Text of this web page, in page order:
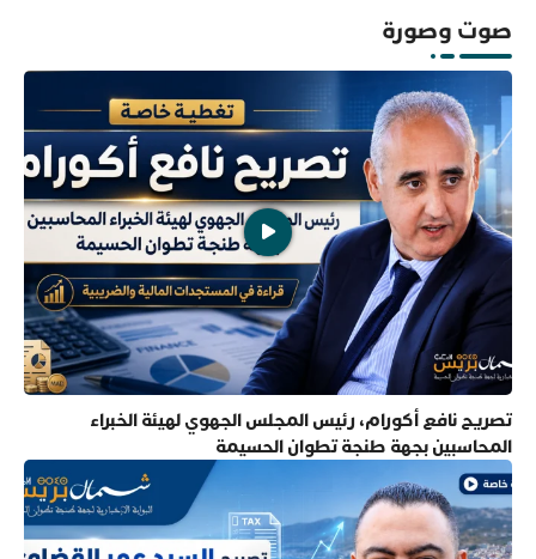
صوت وصورة
تصريح نافع أكورام، رئيس المجلس الجهوي لهيئة الخبراء
المحاسبين بجهة طنجة تطوان الحسيمة